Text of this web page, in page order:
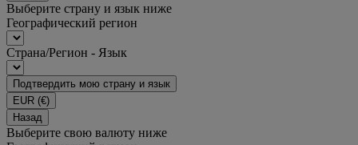
Выберите страну и язык ниже
Географический регион
Страна/Регион - Язык
Подтвердить мою страну и язык
EUR (€)
Назад
Выберите свою валюту ниже